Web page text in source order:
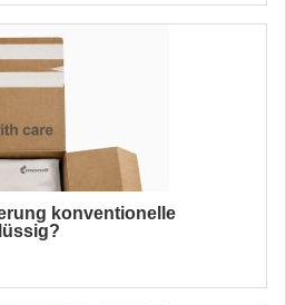
konventionelle